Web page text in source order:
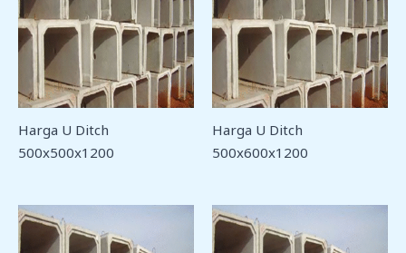
Harga U Ditch
500x500x1200
Harga U Ditch
500x600x1200